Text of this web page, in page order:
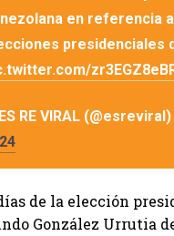
en referencia
presidenciales
RE VIRAL (@esreviral)
de la elección
González Urrutia